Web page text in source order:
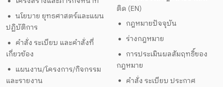
นโยบาย ยุทธศาสตร์และแผน
ปฏิบัติการ
คำสั่ง ระเบียบ และคำสั่งที่
เกี่ยวข้อง
แผนงาน/โครงการ/กิจกรรม
และรายงาน
ติด (EN)
กฎหมายปัจจุบัน
ร่างกฎหมาย
การประเมินผลสัมฤทธิ์ของ
กฎหมาย
คำสั่ง ระเบียบ ประกาศ